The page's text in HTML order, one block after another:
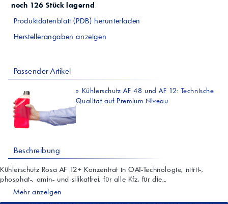
noch 126 Stück lagernd
Produktdatenblatt (PDB) herunterladen
Herstellerangaben anzeigen
Passender Artikel
» Kühlerschutz AF 48 und AF 12: Technische
Qualität auf Premium-Niveau
Beschreibung
Kühlerschutz Rosa AF 12+ Konzentrat in OAT-Technologie, nitrit-,
phosphat-, amin- und silikatfrei, für alle Kfz, für die...
Mehr anzeigen